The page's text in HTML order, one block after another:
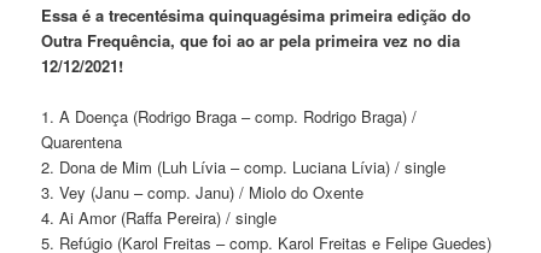
Essa é a trecentésima quinquagésima primeira edição do
Outra Frequência, que foi ao ar pela primeira vez no dia
12/12/2021!
1. A Doença (Rodrigo Braga – comp. Rodrigo Braga) /
Quarentena
2. Dona de Mim (Luh Lívia – comp. Luciana Lívia) / single
3. Vey (Janu – comp. Janu) / Miolo do Oxente
4. Ai Amor (Raffa Pereira) / single
5. Refúgio (Karol Freitas – comp. Karol Freitas e Felipe Guedes)